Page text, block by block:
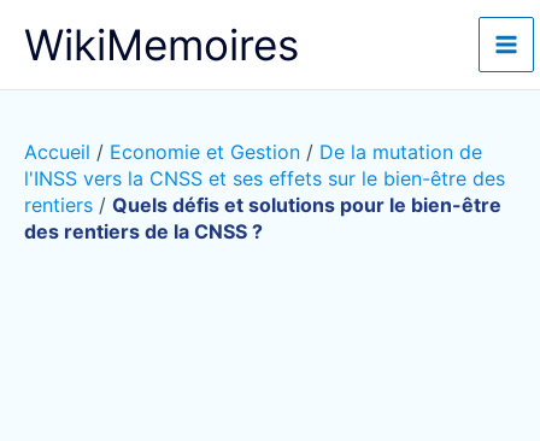
WikiMemoires
Accueil / Economie et Gestion / De la mutation de
l'INSS vers la CNSS et ses effets sur le bien-être des
rentiers / Quels défis et solutions pour le bien-être
des rentiers de la CNSS ?